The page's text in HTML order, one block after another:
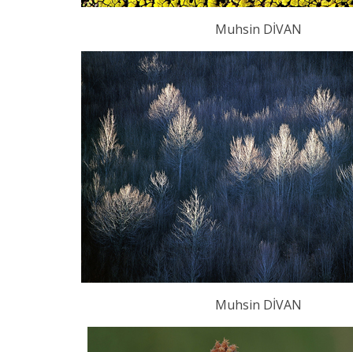
Muhsin DİVAN
Muhsin DİVAN